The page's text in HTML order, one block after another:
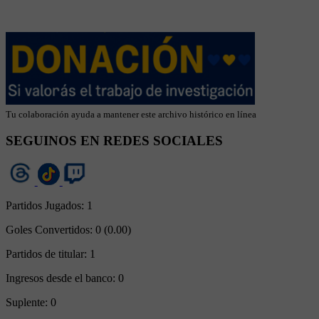
Tu colaboración ayuda a mantener este archivo histórico en línea
SEGUINOS EN REDES SOCIALES
Partidos Jugados: 1
Goles Convertidos: 0 (0.00)
Partidos de titular: 1
Ingresos desde el banco: 0
Suplente: 0